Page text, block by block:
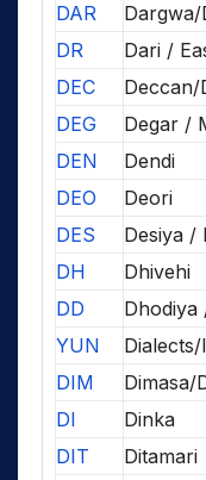
DAR
Dargwa/
DR
Dari /
DEC
Deccan/
DEG
Degar /
DEN
Dendi
DEO
Deori
DES
Desiya /
DH
Dhivehi
DD
Dhodiya
YUN
DIM
Dimasa/
DI
Dinka
DIT
Ditamari